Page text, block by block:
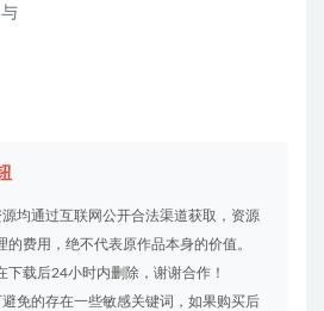
均通过互联网公开合法渠道获取，资源
的费用，绝不代表原作品本身的价值。
下载后24小时内删除，谢谢合作！
免的存在一些敏感关键词，如果购买后